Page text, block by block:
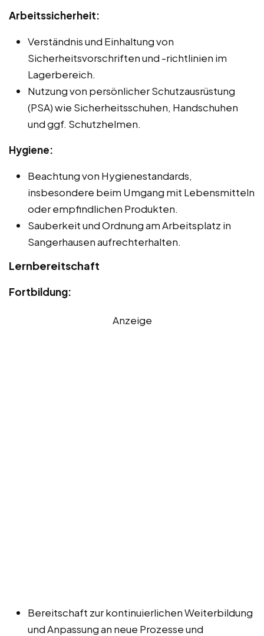
Arbeitssicherheit:
Verständnis und Einhaltung von
Sicherheitsvorschriften und -richtlinien im
Lagerbereich.
Nutzung von persönlicher Schutzausrüstung
(PSA) wie Sicherheitsschuhen, Handschuhen
und ggf. Schutzhelmen.
Hygiene:
Beachtung von Hygienestandards,
insbesondere beim Umgang mit Lebensmitteln
oder empfindlichen Produkten.
Sauberkeit und Ordnung am Arbeitsplatz in
Sangerhausen aufrechterhalten.
Lernbereitschaft
Fortbildung:
Anzeige
Bereitschaft zur kontinuierlichen Weiterbildung
und Anpassung an neue Prozesse und